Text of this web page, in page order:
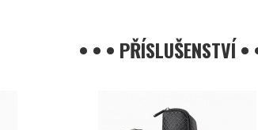
• • • PŘÍSLUŠENSTVÍ •